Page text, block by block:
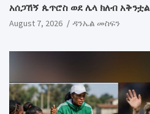
አሰጋኸኝ ጴጥሮስ ወደ ሌላ ክለብ አቅንቷል
August 7, 2026 ዳንኤል መስፍን